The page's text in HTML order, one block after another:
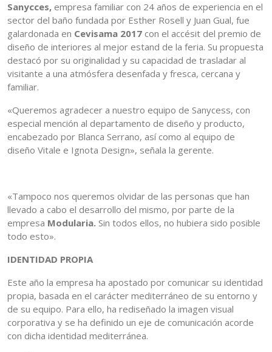
Sanycces, empresa familiar con 24 años de experiencia en el
sector del baño fundada por Esther Rosell y Juan Gual, fue
galardonada en Cevisama 2017 con el accésit del premio de
diseño de interiores al mejor estand de la feria. Su propuesta
destacó por su originalidad y su capacidad de trasladar al
visitante a una atmósfera desenfada y fresca, cercana y
familiar.
«Queremos agradecer a nuestro equipo de Sanycess, con
especial mención al departamento de diseño y producto,
encabezado por Blanca Serrano, así como al equipo de
diseño Vitale e Ignota Design», señala la gerente.
«Tampoco nos queremos olvidar de las personas que han
llevado a cabo el desarrollo del mismo, por parte de la
empresa Modularia. Sin todos ellos, no hubiera sido posible
todo esto».
IDENTIDAD PROPIA
Este año la empresa ha apostado por comunicar su identidad
propia, basada en el carácter mediterráneo de su entorno y
de su equipo. Para ello, ha rediseñado la imagen visual
corporativa y se ha definido un eje de comunicación acorde
con dicha identidad mediterránea.